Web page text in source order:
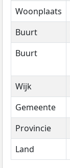
Woonplaats
Buurt
Buurt
Wijk
Gemeente
Provincie
Land